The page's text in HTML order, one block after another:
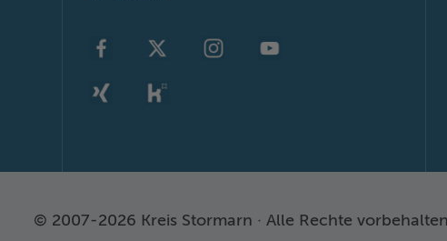
© 2007-2026 Kreis Stormarn · Alle Rechte